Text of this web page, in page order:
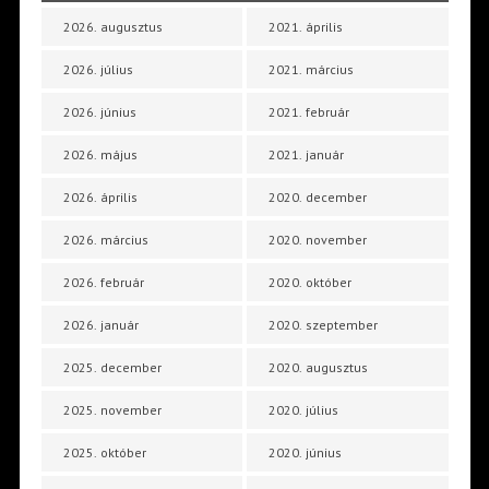
2026. augusztus
2026. július
2026. június
2026. május
2026. április
2026. március
2026. február
2026. január
2025. december
2025. november
2025. október
2021. április
2021. március
2021. február
2021. január
2020. december
2020. november
2020. október
2020. szeptember
2020. augusztus
2020. július
2020. június